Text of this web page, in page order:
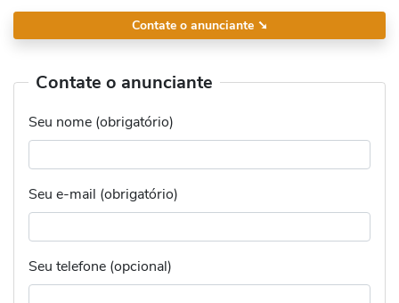
Contate o anunciante ➘
Contate o anunciante
Seu nome (obrigatório)
Seu e-mail (obrigatório)
Seu telefone (opcional)